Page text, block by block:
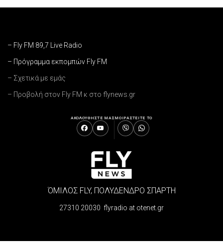
– Fly FM 89,7 Live Radio
– Πρόγραμμα εκπομπών Fly FM
– Σχετικά με εμάς
– Προβολή στον Fly FM κ στο flynews.gr
ΑΚΟΛΟΥΘΗΣΤΕ ΜΑΣΜΟΙΡΑΣΤΕΙΤΕ ΤΟ
ΌΜΙΛΟΣ FLY, ΠΟΛΥΔΕΝΔΡΟ ΣΠΑΡΤΗ
27310 20030 flyradio at otenet.gr